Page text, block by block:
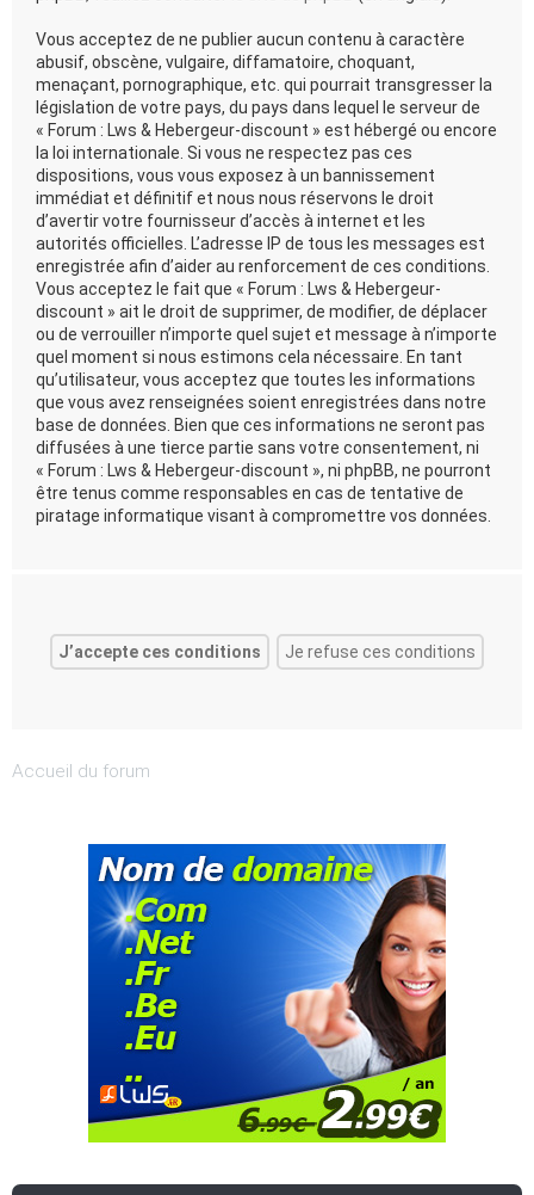
Vous acceptez de ne publier aucun contenu à caractère
abusif, obscène, vulgaire, diffamatoire, choquant,
menaçant, pornographique, etc. qui pourrait transgresser la
législation de votre pays, du pays dans lequel le serveur de
« Forum : Lws & Hebergeur-discount » est hébergé ou encore
la loi internationale. Si vous ne respectez pas ces
dispositions, vous vous exposez à un bannissement
immédiat et définitif et nous nous réservons le droit
d’avertir votre fournisseur d’accès à internet et les
autorités officielles. L’adresse IP de tous les messages est
enregistrée afin d’aider au renforcement de ces conditions.
Vous acceptez le fait que « Forum : Lws & Hebergeur-
discount » ait le droit de supprimer, de modifier, de déplacer
ou de verrouiller n’importe quel sujet et message à n’importe
quel moment si nous estimons cela nécessaire. En tant
qu’utilisateur, vous acceptez que toutes les informations
que vous avez renseignées soient enregistrées dans notre
base de données. Bien que ces informations ne seront pas
diffusées à une tierce partie sans votre consentement, ni
« Forum : Lws & Hebergeur-discount », ni phpBB, ne pourront
être tenus comme responsables en cas de tentative de
piratage informatique visant à compromettre vos données.
Accueil du forum